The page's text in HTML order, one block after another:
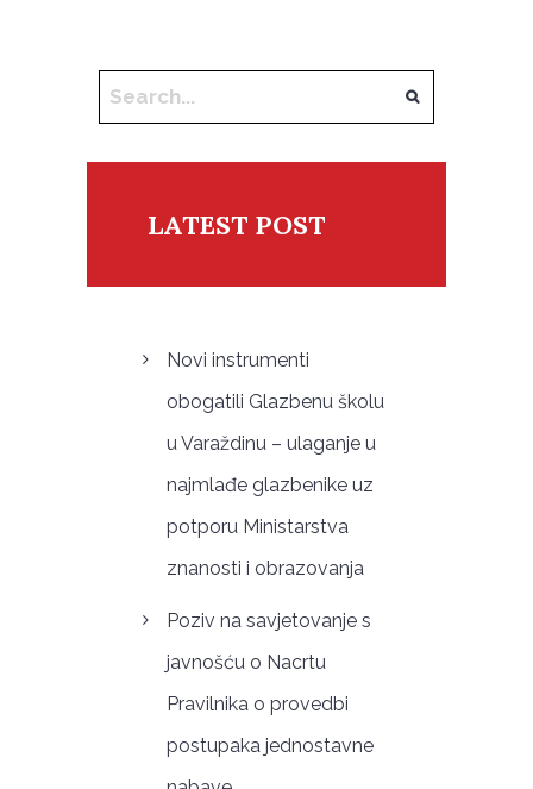
LATEST POST
Novi instrumenti
obogatili Glazbenu školu
u Varaždinu – ulaganje u
najmlađe glazbenike uz
potporu Ministarstva
znanosti i obrazovanja
Poziv na savjetovanje s
javnošću o Nacrtu
Pravilnika o provedbi
postupaka jednostavne